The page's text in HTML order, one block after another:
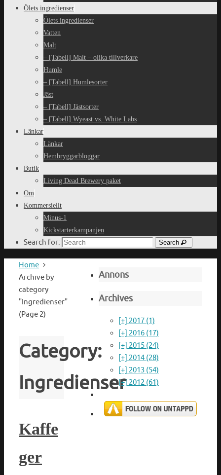
Ölets ingredienser
Ölets ingredienser
Vatten
Malt
– [Tabell] Malt – olika tillverkare
Humle
– [Tabell] Humlesorter
Jäst
– [Tabell] Jästsorter
– [Tabell] Wyeast vs. White Labs
Länkar
Länkar
Hembryggarbloggar
Butik
Living Dead Brewery paket
Om
Kommersiellt
Minus-1
Kickstarterkampanjen
Search for: Search
Home
Archive by
category
"Ingredienser"
(Page 2)
Category:
Ingredienser
Kaffe
ger
Annons
Archives
[+] 2017 (1)
[+] 2016 (17)
[+] 2015 (24)
[+] 2014 (28)
[+] 2013 (54)
[+] 2012 (61)